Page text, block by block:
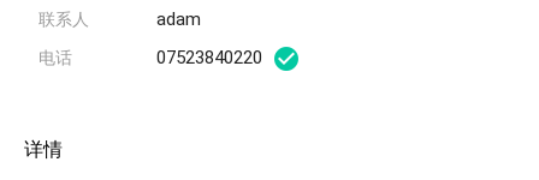
联系人 adam
电话 07523840220
详情